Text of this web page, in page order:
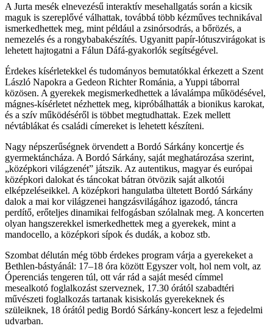
A Jurta mesék elnevezésű interaktív mesehallgatás során a kicsik
maguk is szereplővé válhattak, továbbá több kézműves technikával
ismerkedhettek meg, mint például a zsinórsodrás, a bőrözés, a
nemezelés és a rongybabakészítés. Ugyanitt papír-lótuszvirágokat is
lehetett hajtogatni a Fálun Dáfá-gyakorlók segítségével.
Érdekes kísérletekkel és tudományos bemutatókkal érkezett a Szent
László Napokra a Gedeon Richter Románia, a Yuppi táborral
közösen. A gyerekek megismerkedhettek a lávalámpa működésével,
mágnes-kísérletet nézhettek meg, kipróbálhatták a bionikus karokat,
és a szív működéséről is többet megtudhattak. Ezek mellett
névtáblákat és családi címereket is lehetett készíteni.
Nagy népszerűségnek örvendett a Bordó Sárkány koncertje és
gyermektáncháza. A Bordó Sárkány, saját meghatározása szerint,
„középkori világzenét” játszik. Az autentikus, magyar és európai
középkori dalokat és táncokat bátran ötvözik saját alkotói
elképzeléseikkel. A középkori hangulatba ültetett Bordó Sárkány
dalok a mai kor világzenei hangzásvilágához igazodó, táncra
perdítő, erőteljes dinamikai felfogásban szólalnak meg. A koncerten
olyan hangszerekkel ismerkedhettek meg a gyerekek, mint a
mandocello, a középkori sípok és dudák, a koboz stb.
Szombat délután még több érdekes program várja a gyerekeket a
Bethlen-bástyánál: 17–18 óra között Egyszer volt, hol nem volt, az
Óperenciás tengeren túl, ott vár rád a saját meséd címmel
mesealkotó foglalkozást szerveznek, 17.30 órától szabadtéri
művészeti foglalkozás tartanak kisiskolás gyerekeknek és
szüleiknek, 18 órától pedig Bordó Sárkány-koncert lesz a fejedelmi
udvarban.